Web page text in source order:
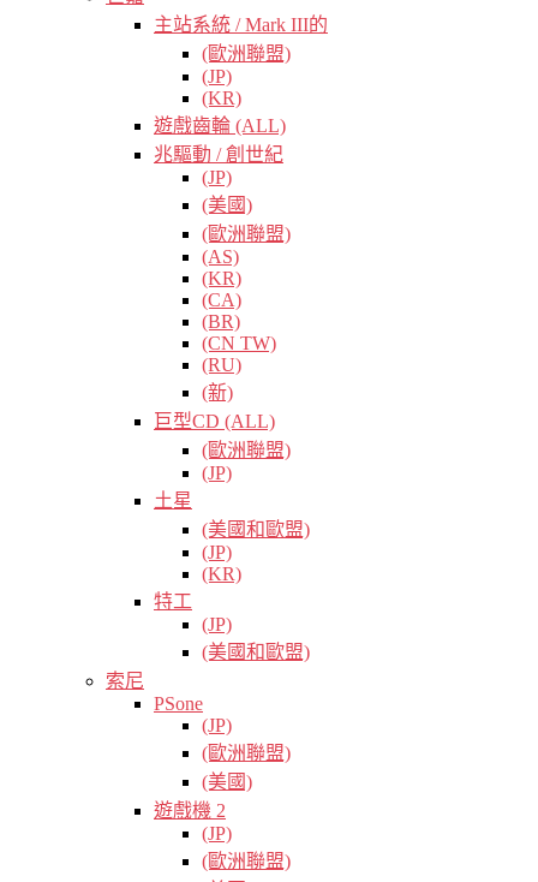
主站系統 / Mark III的
(歐洲聯盟)
(JP)
(KR)
遊戲齒輪 (ALL)
兆驅動 / 創世紀
(JP)
(美國)
(歐洲聯盟)
(AS)
(KR)
(CA)
(BR)
(CN TW)
(RU)
(新)
巨型CD (ALL)
(歐洲聯盟)
(JP)
土星
(美國和歐盟)
(JP)
(KR)
特工
(JP)
(美國和歐盟)
索尼
PSone
(JP)
(歐洲聯盟)
(美國)
遊戲機 2
(JP)
(歐洲聯盟)